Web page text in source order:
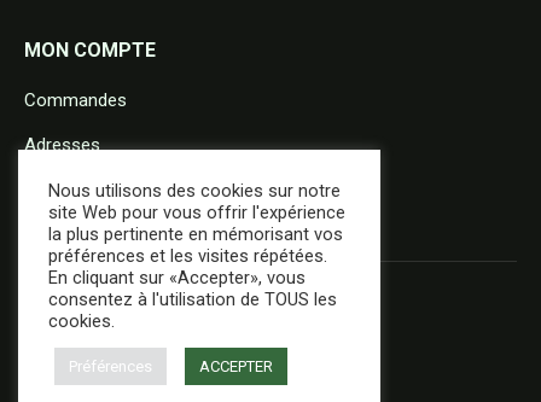
MON COMPTE
Commandes
Adresses
Détails du compte
+ d'infos
Nous utilisons des cookies sur notre
site Web pour vous offrir l'expérience
la plus pertinente en mémorisant vos
préférences et les visites répétées.
En cliquant sur «Accepter», vous
consentez à l'utilisation de TOUS les
cookies.
Préférences ACCEPTER